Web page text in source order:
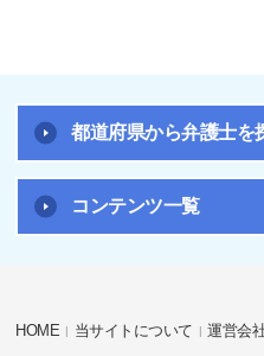
都道府県から弁護士を
コンテンツ一覧
HOME 当サイトについて 運営会